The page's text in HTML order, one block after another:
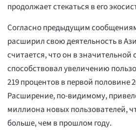
продолжает стекаться в его
Согласно предыдущим
расширил свою деятельность в
считается, что он в значительной
способствовал увеличению
219 процентов в первой половине
Расширение, по-видимому,
миллиона новых пользователей,
больше, чем в прошлом году.